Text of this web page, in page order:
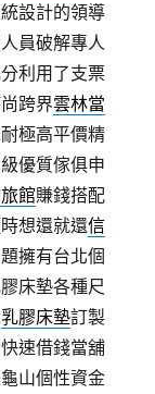
設計的領導
員破解專人
利用了支票
跨界雲林當
極高平價精
優質傢俱申
館賺錢搭配
想還就還信
擁有台北個
床墊各種尺
乳膠床墊訂製
速借錢當舖
山個性資金